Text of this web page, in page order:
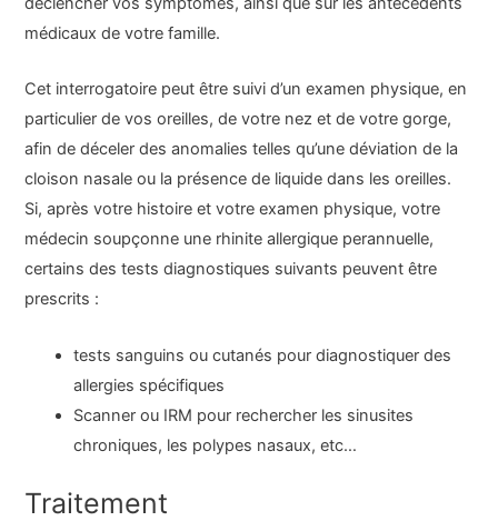
médicaux de votre famille.
Cet interrogatoire peut être suivi d’un examen physique, en
particulier de vos oreilles, de votre nez et de votre gorge,
afin de déceler des anomalies telles qu’une déviation de la
cloison nasale ou la présence de liquide dans les oreilles.
Si, après votre histoire et votre examen physique, votre
médecin soupçonne une rhinite allergique perannuelle,
certains des tests diagnostiques suivants peuvent être
prescrits :
tests sanguins ou cutanés pour diagnostiquer des
allergies spécifiques
Scanner ou IRM pour rechercher les sinusites
chroniques, les polypes nasaux, etc…
Traitement